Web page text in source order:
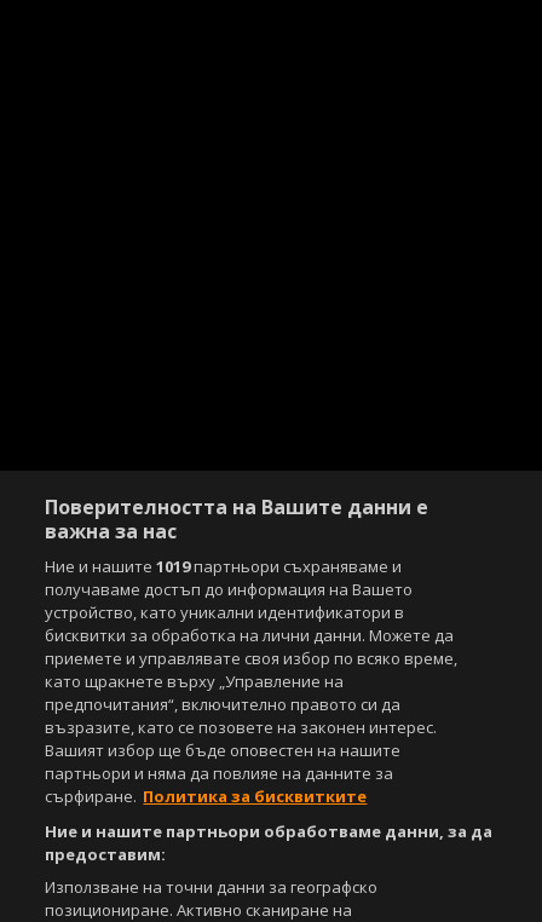
Поверителността на Вашите данни е
важна за нас
Ние и нашите1019партньори съхраняваме и
получаваме достъп до информация на Вашето
устройство, като уникални идентификатори в
бисквитки за обработка на лични данни. Можете да
приемете и управлявате своя избор по всяко време,
като щракнете върху „Управление на
предпочитания“, включително правото си да
възразите, като се позовете на законен интерес.
Вашият избор ще бъде оповестен на нашите
партньори и няма да повлияе на данните за
сърфиране. Политика за бисквитките
Ние и нашите партньори обработваме данни, за да
предоставим:
Използване на точни данни за географско
позициониране. Активно сканиране на